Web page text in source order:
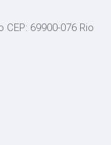
69900-076 Rio